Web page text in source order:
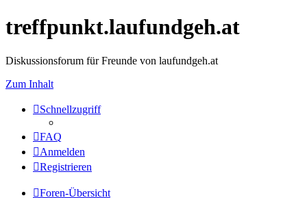
treffpunkt.laufundgeh.at
Diskussionsforum für Freunde von laufundgeh.at
Zum Inhalt
Schnellzugriff
FAQ
Anmelden
Registrieren
Foren-Übersicht